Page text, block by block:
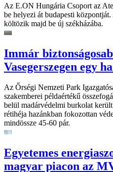
Az E.ON Hungária Csoport az
be helyezi át budapesti
költözik majd be új székházába.
Immár
Vasegerszegen egy
Az Őrségi Nemzeti Park
szakemberei példaértékű
belül madárvédelmi burkolat
rétihéja hazánkban fokozottan
mindössze 45-60 pár.
Egyetemes
magyar piacon az